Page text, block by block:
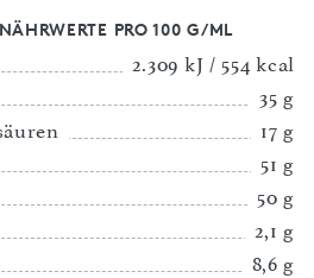
PRO 100 G/ML
2.309 kJ / 554 kcal
35 g
17 g
51 g
50 g
2,1 g
8,6 g